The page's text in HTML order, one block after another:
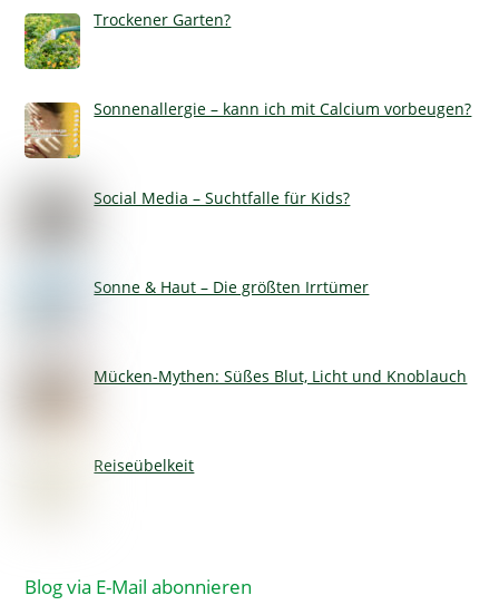
Trockener Garten?
Sonnenallergie – kann ich mit Calcium vorbeugen?
Social Media – Suchtfalle für Kids?
Sonne & Haut – Die größten Irrtümer
Mücken-Mythen: Süßes Blut, Licht und Knoblauch
Reiseübelkeit
Blog via E-Mail abonnieren